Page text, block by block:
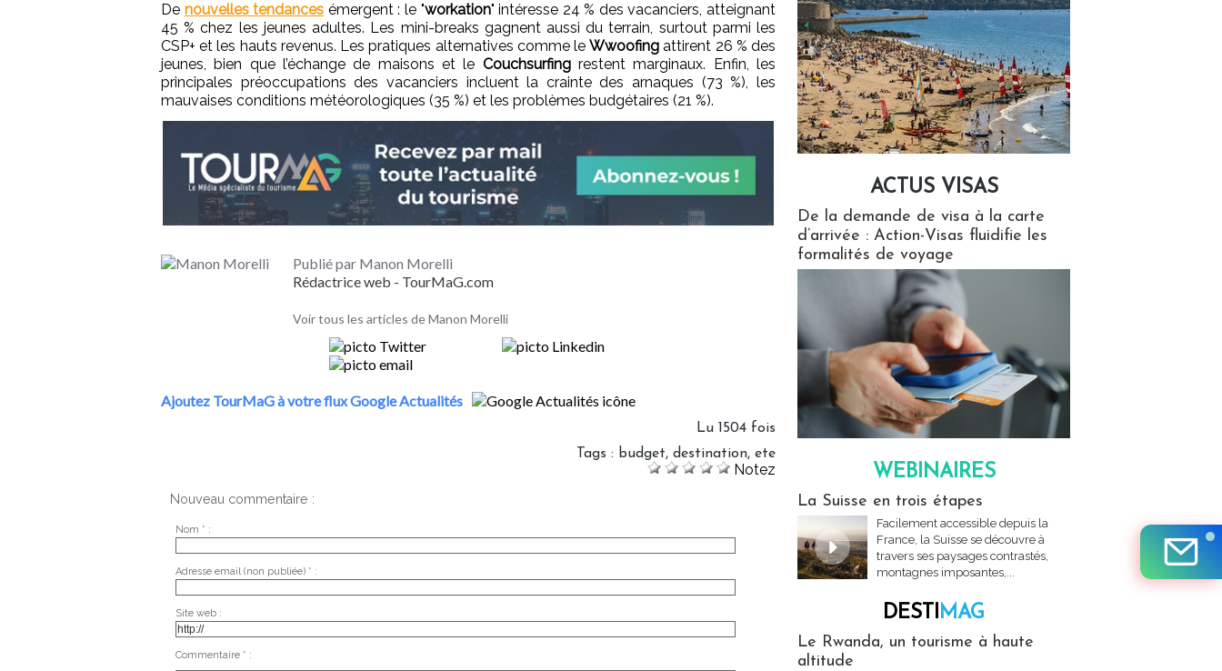
De nouvelles tendances émergent : le "workation" intéresse 24 % des vacanciers, atteignant
45 % chez les jeunes adultes. Les mini-breaks gagnent aussi du terrain, surtout parmi les
CSP+ et les hauts revenus. Les pratiques alternatives comme leWwoofingattirent 26 % des
jeunes, bien que l’échange de maisons et le Couchsurfingrestent marginaux. Enfin, les
principales préoccupations des vacanciers incluent la crainte des arnaques (73 %), les
mauvaises conditions météorologiques (35 %) et les problèmes budgétaires (21 %).
Publié par Manon Morelli
Rédactrice web - TourMaG.com
Voir tous les articles de Manon Morelli
Ajoutez TourMaG à votre flux Google Actualités
Lu 1504 fois
Tags : budget, destination, ete
Notez
Nouveau commentaire :
Nom * :
Adresse email (non publiée) * :
Site web :
Commentaire * :
ACTUS VISAS
De la demande de visa à la carte
d’arrivée : Action-Visas fluidifie les
formalités de voyage
WEBINAIRES
La Suisse en trois étapes
Facilement accessible depuis la
France, la Suisse se découvre à
travers ses paysages contrastés,
montagnes imposantes,...
DESTIMAG
Le Rwanda, un tourisme à haute
altitude